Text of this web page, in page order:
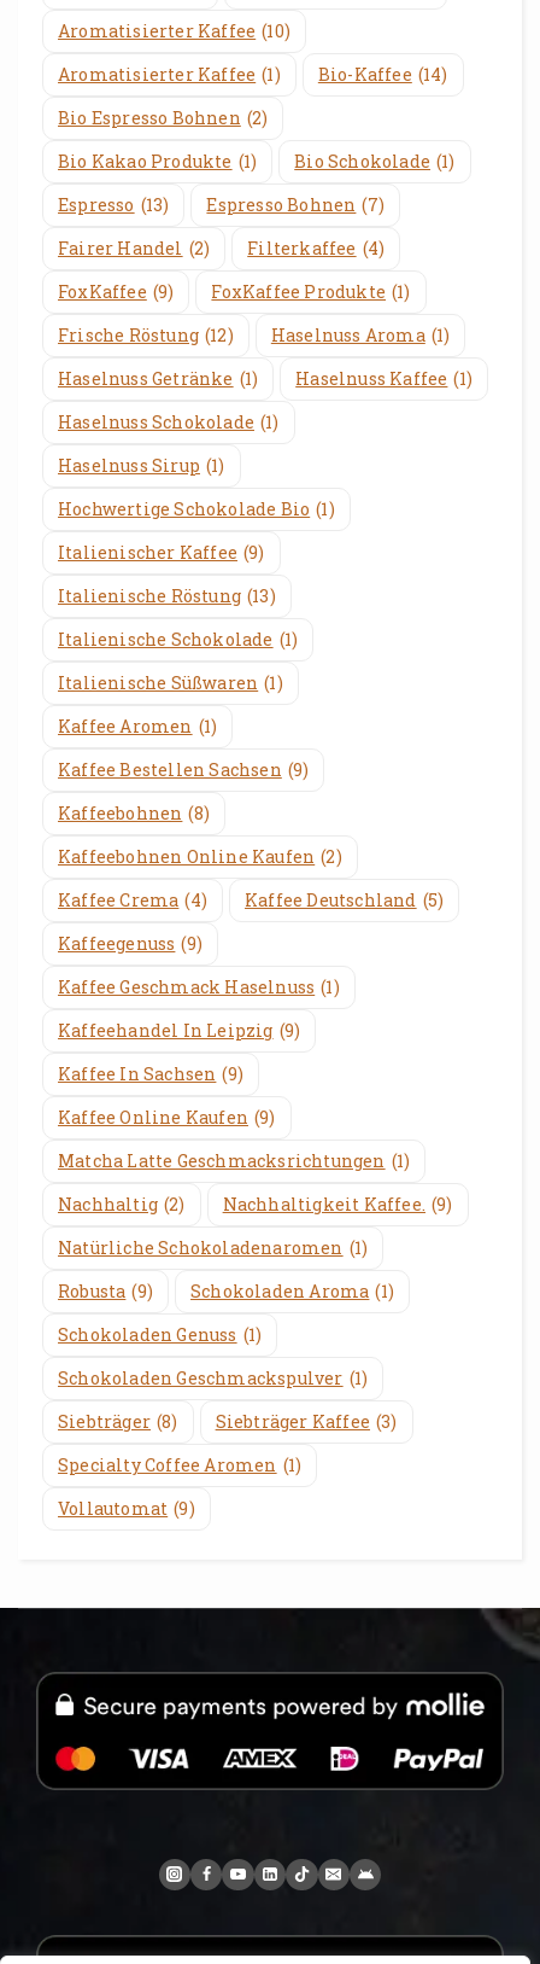
Aromatisierter Kaffee (10)
Aromatisierter Kaffee (1) Bio-Kaffee (14)
Bio Espresso Bohnen (2)
Bio Kakao Produkte (1) Bio Schokolade (1)
Espresso (13) Espresso Bohnen (7)
Fairer Handel (2) Filterkaffee (4)
FoxKaffee (9) FoxKaffee Produkte (1)
Frische Röstung (12) Haselnuss Aroma (1)
Haselnuss Getränke (1) Haselnuss Kaffee (1)
Haselnuss Schokolade (1)
Haselnuss Sirup (1)
Hochwertige Schokolade Bio (1)
Italienischer Kaffee (9)
Italienische Röstung (13)
Italienische Schokolade (1)
Italienische Süßwaren (1)
Kaffee Aromen (1)
Kaffee Bestellen Sachsen (9)
Kaffeebohnen (8)
Kaffeebohnen Online Kaufen (2)
Kaffee Crema (4) Kaffee Deutschland (5)
Kaffeegenuss (9)
Kaffee Geschmack Haselnuss (1)
Kaffeehandel In Leipzig (9)
Kaffee In Sachsen (9)
Kaffee Online Kaufen (9)
Matcha Latte Geschmacksrichtungen (1)
Nachhaltig (2) Nachhaltigkeit Kaffee. (9)
Natürliche Schokoladenaromen (1)
Robusta (9) Schokoladen Aroma (1)
Schokoladen Genuss (1)
Schokoladen Geschmackspulver (1)
Siebträger (8) Siebträger Kaffee (3)
Specialty Coffee Aromen (1)
Vollautomat (9)